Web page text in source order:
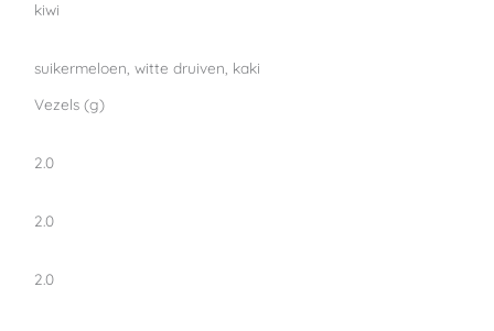
kiwi
suikermeloen, witte druiven, kaki
Vezels (g)
2.0
2.0
2.0